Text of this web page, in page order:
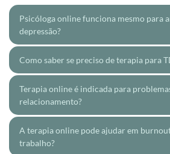
Psicóloga online funciona mesmo para
depressão?
Sim. A psicoterapia online é
ansiedade, depressão e outros
emocionais, com resultados
Com base na Terapia
(TCC), o tratamento atua
Como saber se preciso de terapia para
Se você enfrenta dificuldade
procrastinação, desorganização
conseguir manter consistência,
TDAH em adultos.
A psicoterapia auxilia tanto na
Terapia online é indicada para
relacionamento?
Sim. A terapia online é indicada
enfrentam conflitos
A terapia online pode ajudar em
trabalho?